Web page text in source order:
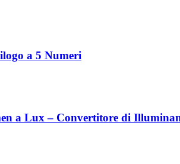
a 5 Numeri
a Lux – Convertitore di